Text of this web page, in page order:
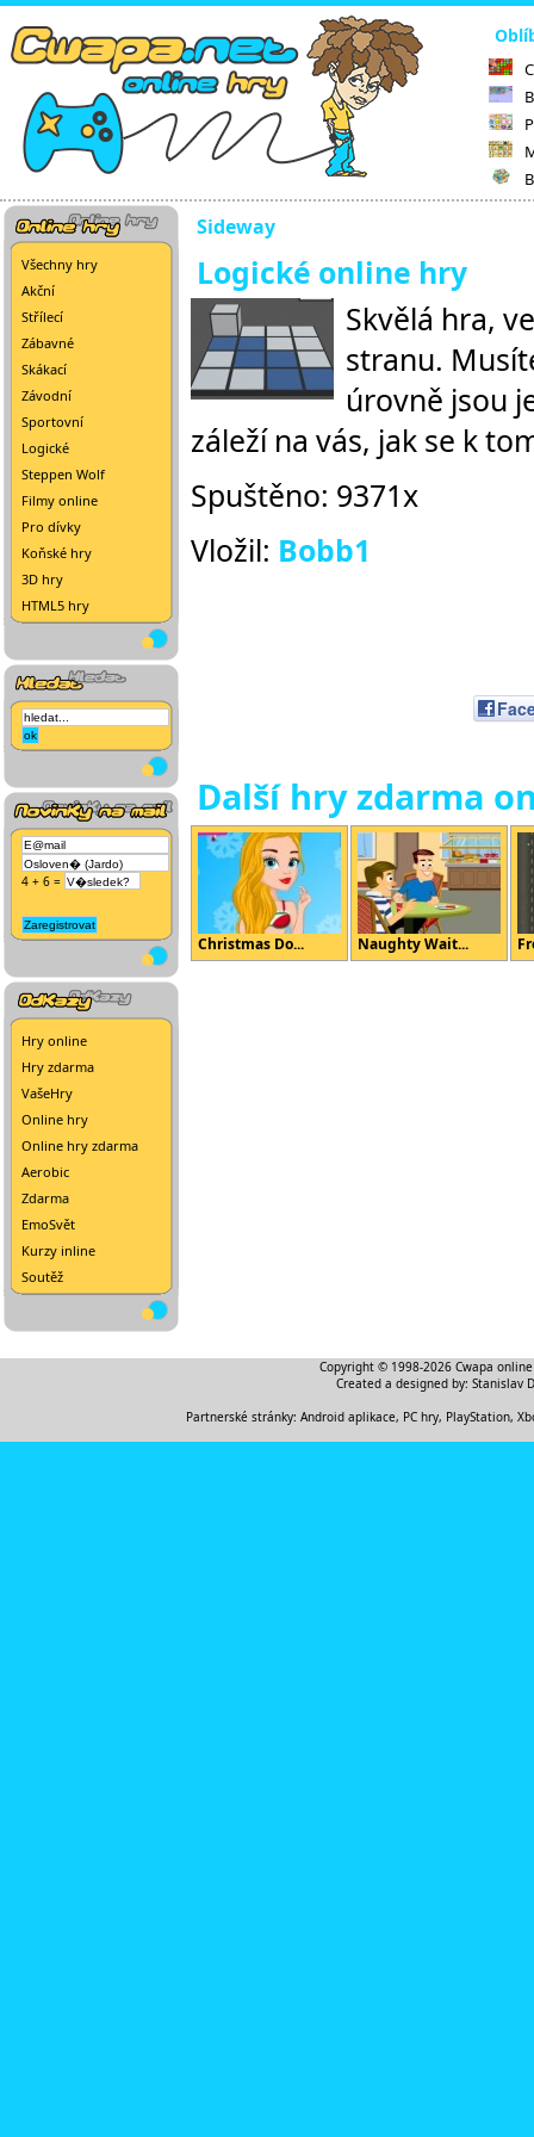
Všechny hry
Akční
Střílecí
Zábavné
Skákací
Závodní
Sportovní
Logické
Steppen Wolf
Filmy online
Pro dívky
Koňské hry
3D hry
HTML5 hry
4 + 6 =
Hry online
Hry zdarma
VašeHry
Online hry
Online hry zdarma
Aerobic
Zdarma
EmoSvět
Kurzy inline
Soutěž
Sideway
Logické online hry
Skvělá hra,
stranu.
úrovně jsou
záleží na vás, jak se k
Spuštěno: 9371x
Vložil: Bobb1
Další hry zdarma
Christmas Do... Naughty Wait...
Copyright © 1998-2026 Cwapa
Created a designed by: Stanislav
Partnerské stránky: Android aplikace, PC hry, PlayStation,